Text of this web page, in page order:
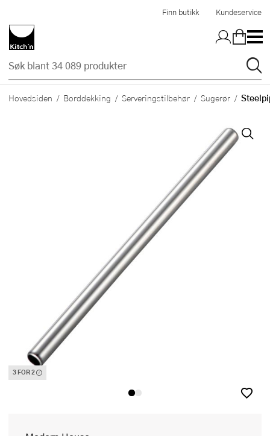
Finn butikk Kundeservice
Hovedsiden Borddekking Serveringstilbehør Sugerør
3 FOR 2
Denne varen inngår i vår 3 for 2 kampanje. Vi spanderer den rimeligste